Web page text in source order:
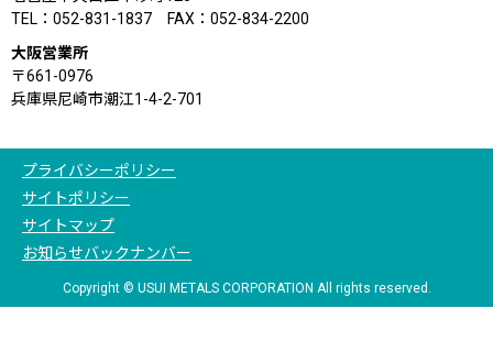
TEL：052-831-1837 FAX：052-834-2200
大阪営業所
〒661-0976
兵庫県尼崎市潮江1-4-2-701
プライバシーポリシー
サイトポリシー
サイトマップ
お知らせバックナンバー
Copyright © USUI METALS CORPORATION All rights reserved.